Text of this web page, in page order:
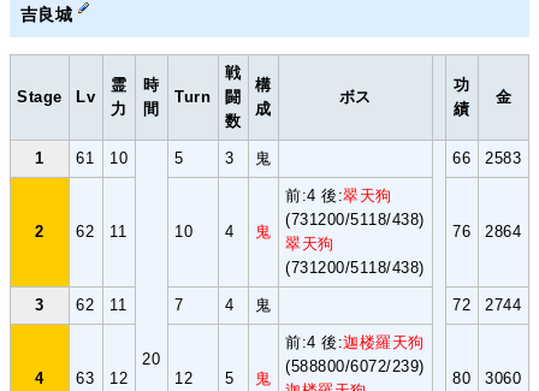
吉良城
Stage Lv
霊
力
時
間
Turn
戦
闘
数
構
成
ボス
功
績
金
1 61 10
20
5 3 鬼 66 2583
2 62 11 10 4 鬼
前:4 後:翠天狗
(731200/5118/438)
翠天狗
(731200/5118/438)
76 2864
3 62 11 7 4 鬼 72 2744
4 63 12 12 5 鬼
前:4 後:迦楼羅天狗
(588800/6072/239)
80 3060